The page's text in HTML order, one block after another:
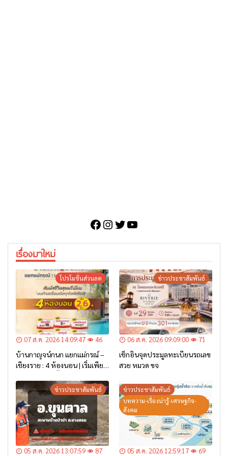
Facebook
Instagram
Twitter
YouTube
เรื่องมาใหม่
โปรโมชั่นส่วนลด
07 ส.ค. 2026 14:09:47 46
บ้านกาญจน์กนก แยกแม่กรณ์ –
เชียงราย : 4 ห้องนอน | เริ่มเพียง
ข่าวประชาสัมพันธ์
06 ส.ค. 2026 09:09:00 71
เช็กอินจุดประมูลทะเบียนรถเลข
สวย หมวด ขจ
ข่าวประชาสัมพันธ์
05 ส.ค. 2026 13:07:59 87
ข่าวประชาสัมพันธ์
บทความ-เรื่องน่ารู้-เศรษฐกิจ-
สังคม
05 ส.ค. 2026 12:59:17 69